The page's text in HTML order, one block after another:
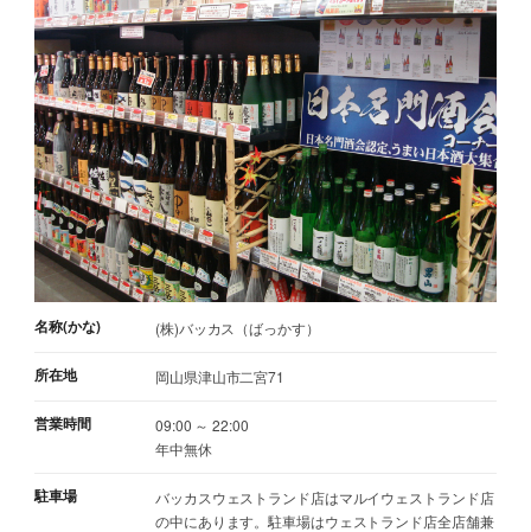
名称(かな) (株)バッカス（ばっかす）
所在地 岡山県津山市二宮71
営業時間
09:00 ～ 22:00
年中無休
駐車場
バッカスウェストランド店はマルイウェストランド店
の中にあります。駐車場はウェストランド店全店舗兼